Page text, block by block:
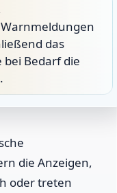
das
bei Bedarf die
die Anzeigen,
oder treten